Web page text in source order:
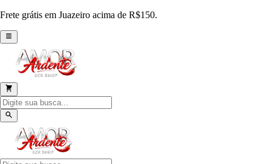
Frete grátis em Juazeiro acima de R$150.